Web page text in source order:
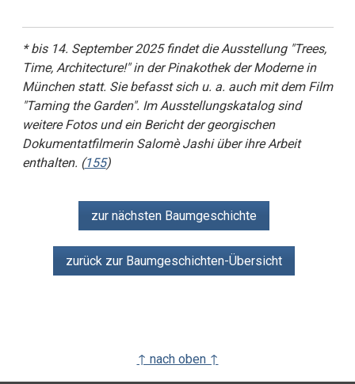
* bis 14. September 2025 findet die Ausstellung "Trees,
Time, Architecture!" in der Pinakothek der Moderne in
München statt. Sie befasst sich u. a. auch mit dem Film
"Taming the Garden". Im Ausstellungskatalog sind
weitere Fotos und ein Bericht der georgischen
Dokumentatfilmerin Salomè Jashi über ihre Arbeit
enthalten. (155)
zur nächsten Baumgeschichte
zurück zur Baumgeschichten-Übersicht
↑ nach oben ↑